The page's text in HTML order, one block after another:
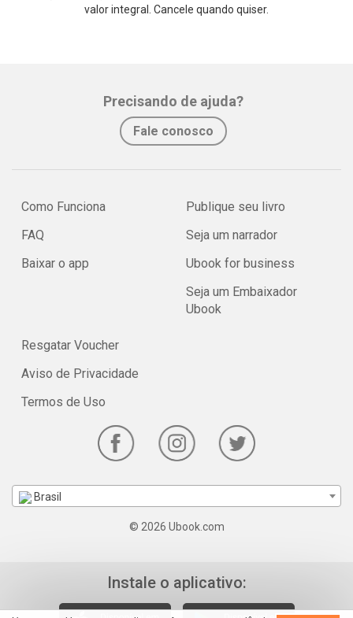
valor integral. Cancele quando quiser.
Precisando de ajuda?
Fale conosco
Como Funciona
FAQ
Baixar o app
Publique seu livro
Seja um narrador
Ubook for business
Seja um Embaixador
Ubook
Resgatar Voucher
Aviso de Privacidade
Termos de Uso
Brasil
© 2026 Ubook.com
Instale o aplicativo: